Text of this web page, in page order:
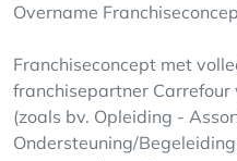
Overname
Franchiseconcept met
franchisepartner Carrefour
(zoals bv. Opleiding -
Ondersteuning/